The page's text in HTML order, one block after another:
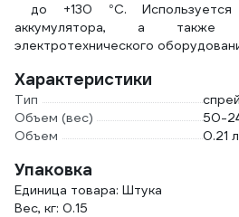
до +130 °С.
аккумулятора, а также
электротехнического
Характеристики
Тип
Объем (вес)
50-
Объем
0.21 л
Упаковка
Единица товара: Штука
Вес, кг: 0.15